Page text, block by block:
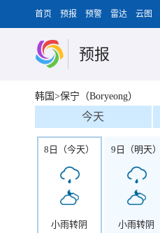
首页 预报 预警 雷达 云图
预报
韩国>保宁（Boryeong）
今天
8日（今天）
小雨转阴
9日（明天）
小雨转阴